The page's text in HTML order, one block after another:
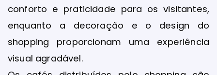
conforto e praticidade para os visitantes,
enquanto a decoração e o design do
shopping proporcionam uma experiência
visual agradável.